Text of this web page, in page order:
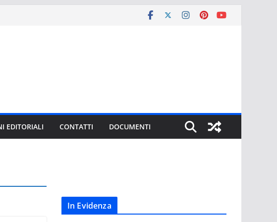
EDITORIALI CONTATTI DOCUMENTI
In Evidenza